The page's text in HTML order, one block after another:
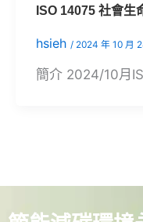
ISO 14075 社會
hsieh / 2024 年 10 月
簡介 2024/10月